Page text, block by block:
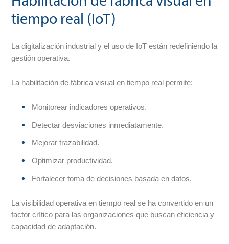
tiempo real (IoT)
La digitalización industrial y el uso de IoT están redefiniendo la
gestión operativa.
La habilitación de fábrica visual en tiempo real permite:
Monitorear indicadores operativos.
Detectar desviaciones inmediatamente.
Mejorar trazabilidad.
Optimizar productividad.
Fortalecer toma de decisiones basada en datos.
La visibilidad operativa en tiempo real se ha convertido en un
factor crítico para las organizaciones que buscan eficiencia y
capacidad de adaptación.